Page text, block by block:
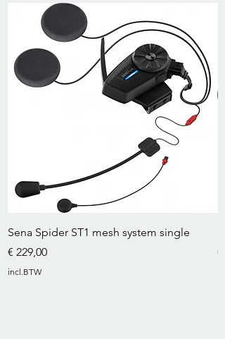
Sena Spider ST1 mesh system single
Prijs
€ 229,00
incl.BTW
€